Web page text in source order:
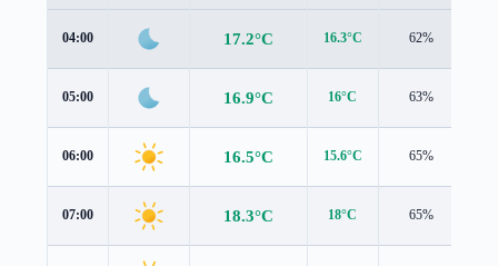
04:00 17.2°C 16.3°C 62%
05:00 16.9°C 16°C 63%
06:00 16.5°C 15.6°C 65%
07:00 18.3°C 18°C 65%